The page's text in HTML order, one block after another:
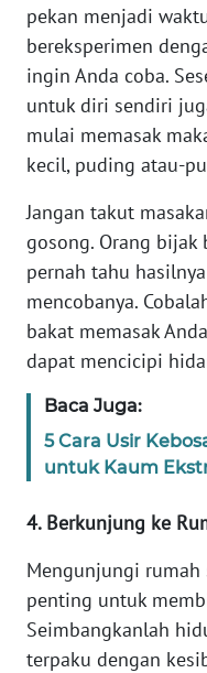
pekan menjadi
bereksperimen
ingin Anda coba.
untuk diri sendiri
mulai memasak
kecil, puding atau-
Jangan takut
gosong. Orang bijak
pernah tahu
mencobanya.
bakat memasak
dapat mencicipi
Baca Juga:
5 Cara Usir
untuk Kaum
4. Berkunjung ke
Mengunjungi rumah
penting untuk
Seimbangkanlah
terpaku dengan
REDAKSI
KARIR
DISCLAIMER
News
Regional
SUMUT
WN
WN
JABAR
WN
WN
NTT